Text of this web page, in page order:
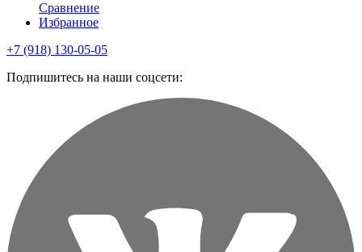
Сравнение
Избранное
+7 (918) 130-05-05
Подпишитесь на наши соцсети: